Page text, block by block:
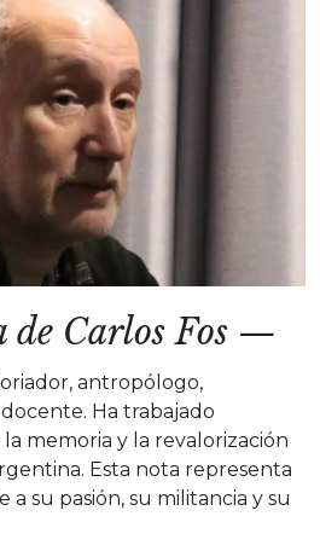
Carlos Fos —
antropólogo,
Ha trabajado
memoria y la revalorización
Esta nota representa
su pasión, su militancia y su